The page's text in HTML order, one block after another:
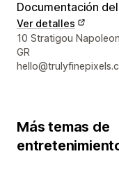
Documentación
Ver detalles
Detalles de
10 Stratigou
GR
Más temas de